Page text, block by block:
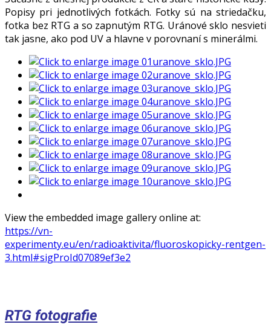
Popisy pri jednotlivých fotkách. Fotky sú na striedačku,
fotka bez RTG a so zapnutým RTG. Uránové sklo nesvieti
tak jasne, ako pod UV a hlavne v porovnaní s minerálmi.
View the embedded image gallery online at:
https://vn-
experimenty.eu/en/radioaktivita/fluoroskopicky-rentgen-
3.html#sigProId07089ef3e2
RTG fotografie